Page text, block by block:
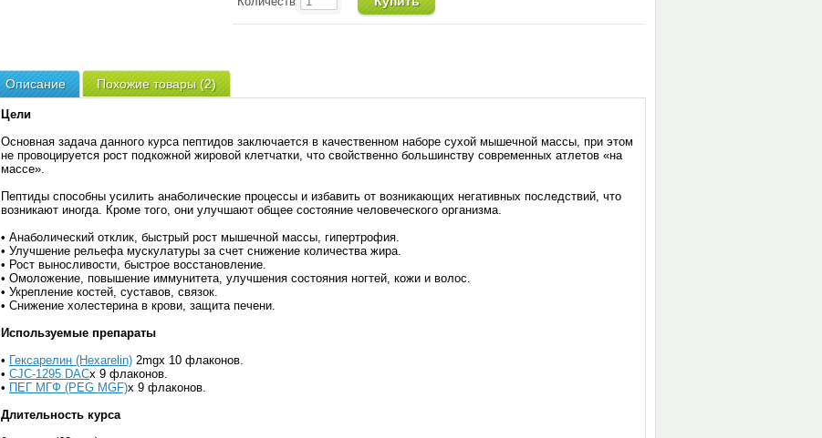
Описание Похожие товары (2)
Цели
Основная задача данного курса пептидов заключается в качественном наборе сухой мышечной массы, при этом
не провоцируется рост подкожной жировой клетчатки, что свойственно большинству современных атлетов «на
массе».
Пептиды способны усилить анаболические процессы и избавить от возникающих негативных последствий, что
возникают иногда. Кроме того, они улучшают общее состояние человеческого организма.
• Анаболический отклик, быстрый рост мышечной массы, гипертрофия.
• Улучшение рельефа мускулатуры за счет снижение количества жира.
• Рост выносливости, быстрое восстановление.
• Омоложение, повышение иммунитета, улучшения состояния ногтей, кожи и волос.
• Укрепление костей, суставов, связок.
• Снижение холестерина в крови, защита печени.
Используемые препараты
• Гексарелин (Hexarelin) 2mgx 10 флаконов.
• CJC-1295 DACx 9 флаконов.
• ПЕГ МГФ (PEG MGF)x 9 флаконов.
Длительность курса